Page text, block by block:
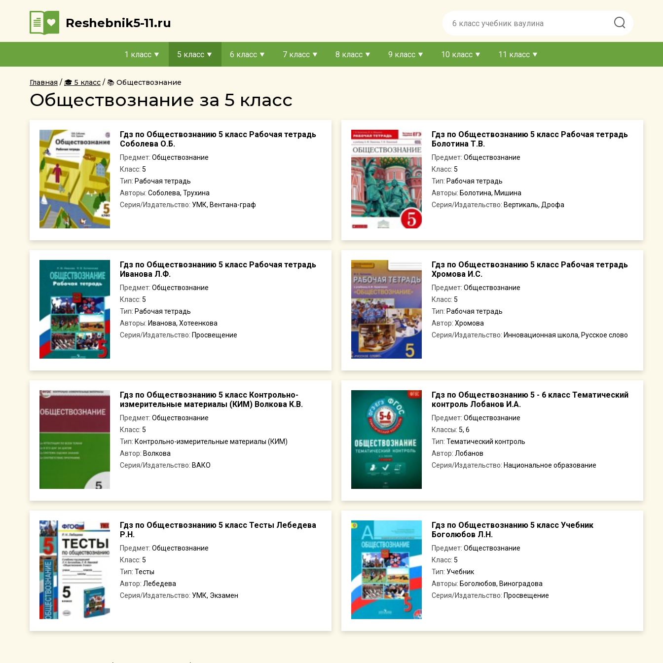
Reshebnik5-11.ru
1 класс 5 класс 6 класс 7 класс 8 класс 9 класс 10 класс 11 класс
Главная 🎓 5 класс 📚 Обществознание
Обществознание за 5 класс
Гдз по Обществознанию 5 класс Рабочая тетрадь
Соболева О.Б.
Предмет: Обществознание
Класс: 5
Тип: Рабочая тетрадь
Авторы: Соболева, Трухина
Серия/Издательство: УМК, Вентана-граф
Гдз по Обществознанию 5 класс Рабочая тетрадь
Болотина Т.В.
Предмет: Обществознание
Класс: 5
Тип: Рабочая тетрадь
Авторы: Болотина, Мишина
Серия/Издательство: Вертикаль, Дрофа
Гдз по Обществознанию 5 класс Рабочая тетрадь
Иванова Л.Ф.
Предмет: Обществознание
Класс: 5
Тип: Рабочая тетрадь
Авторы: Иванова, Хотеенкова
Серия/Издательство: Просвещение
Гдз по Обществознанию 5 класс Рабочая тетрадь
Хромова И.С.
Предмет: Обществознание
Класс: 5
Тип: Рабочая тетрадь
Автор: Хромова
Серия/Издательство: Инновационная школа, Русское слово
Гдз по Обществознанию 5 класс Контрольно-
измерительные материалы (КИМ) Волкова К.В.
Предмет: Обществознание
Класс: 5
Тип: Контрольно-измерительные материалы (КИМ)
Автор: Волкова
Серия/Издательство: ВАКО
Гдз по Обществознанию 5 - 6 класс Тематический
контроль Лобанов И.А.
Предмет: Обществознание
Классы: 5, 6
Тип: Тематический контроль
Автор: Лобанов
Серия/Издательство: Национальное образование
Гдз по Обществознанию 5 класс Тесты Лебедева
Р.Н.
Предмет: Обществознание
Класс: 5
Тип: Тесты
Автор: Лебедева
Серия/Издательство: УМК, Экзамен
Гдз по Обществознанию 5 класс Учебник
Боголюбов Л.Н.
Предмет: Обществознание
Класс: 5
Тип: Учебник
Авторы: Боголюбов, Виноградова
Серия/Издательство: Просвещение